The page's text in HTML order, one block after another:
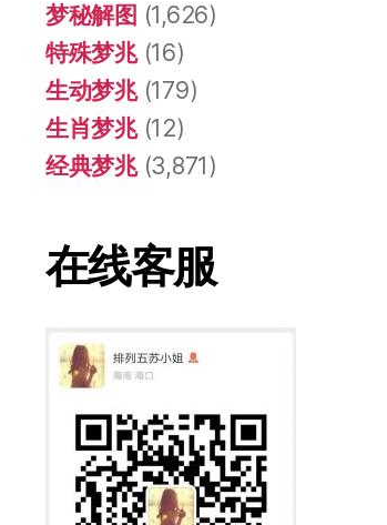
梦秘解图 (1,626)
特殊梦兆(16)
生动梦兆(179)
生肖梦兆(12)
经典梦兆(3,871)
在线客服